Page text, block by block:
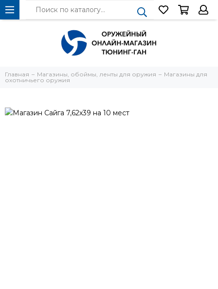
Главная Магазины, обоймы, ленты для оружия
Магазины для
охотничьего оружия